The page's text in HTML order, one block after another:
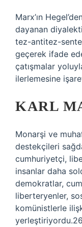
Marx’ın
dayanan
tez-antitez-
geçerek ifade
çatışmalar
ilerlemesine
KARL
Monarşi ve
destekçileri
cumhuriyetçi,
insanlar daha
demokratlar,
liberteryenler,
komünistlerle